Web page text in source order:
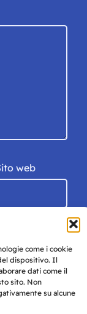
come i cookie
dispositivo. Il
dati come il
sito. Non
su alcune
web